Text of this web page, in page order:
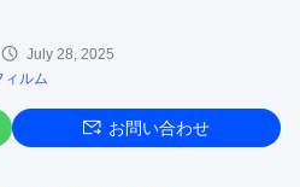
July 28, 2025
ィルム
お問い合わせ